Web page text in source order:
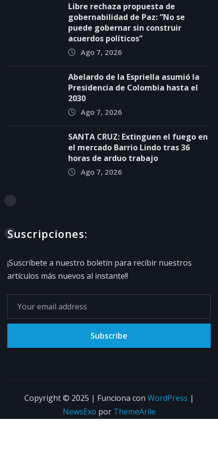
Libre rechaza propuesta de
gobernabilidad de Paz: “No se
puede gobernar sin construir
acuerdos políticos”
Ago 7, 2026
Abelardo de la Espriella asumió la
Presidencia de Colombia hasta el
2030
Ago 7, 2026
SANTA CRUZ: Extinguen el fuego en
el mercado Barrio Lindo tras 36
horas de arduo trabajo
Ago 7, 2026
Suscripciones:
¡Suscríbete a nuestro boletín para recibir nuestros
artículos más nuevos al instante!!
Subscribe
Copyright © 2025 | Funciona con WordPress |
NewsExo por ThemeArile